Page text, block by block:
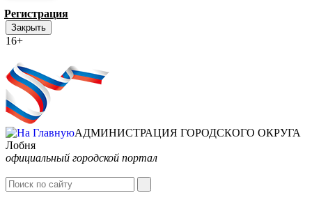
Регистрация
Закрыть
16+
АДМИНИСТРАЦИЯ ГОРОДСКОГО ОКРУГА
Лобня
официальный городской портал